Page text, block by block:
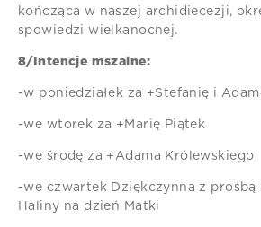
kończąca w naszej archidiecezji,
spowiedzi wielkanocnej.
8/Intencje mszalne:
-w poniedziałek za +Stefanię i
-we wtorek za +Marię Piątek
-we środę za +Adama Królewskiego
-we czwartek Dziękczynna z prośbą
Haliny na dzień Matki